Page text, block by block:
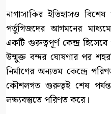
নাগাসাকির ইতিহাসও
পর্তুগিজদের আগমনের
একটি গুরুত্বপূর্ণ কেন্দ্র
উন্মুক্ত বন্দর ঘোষণার পর
নির্মাণের অন্যতম কেন্দ্রে
কৌশলগত গুরুত্বই শেষ
লক্ষ্যবস্তুতে পরিণত করে।